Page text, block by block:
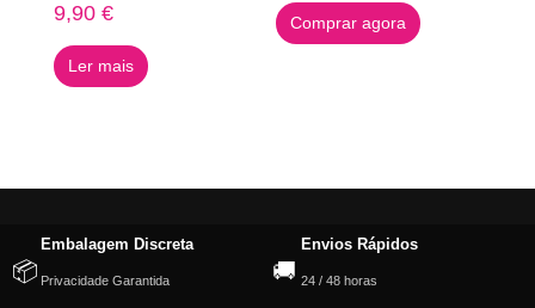
9,90 €
Ler mais
Comprar agora
📦
Embalagem Discreta
Privacidade Garantida 🚚
Envios Rápidos
24 / 48 horas